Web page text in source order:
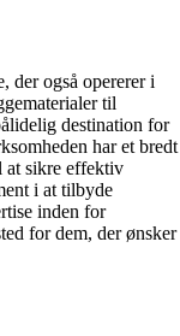
der også opererer i
til
destination for
har et bredt
at sikre effektiv
i at tilbyde
inden for
for dem, der ønsker